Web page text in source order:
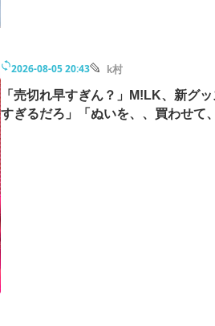
2026-08-05 20:43 k村
「売切れ早すぎん？」M!LK、新グ
すぎるだろ」「ぬいを、、買わせて